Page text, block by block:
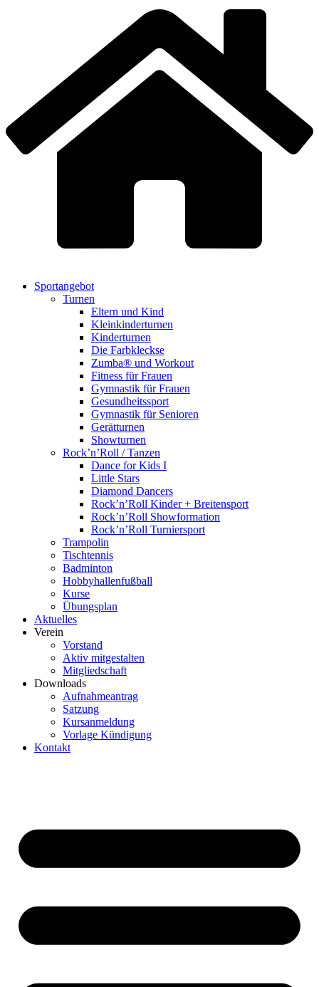
Sportangebot
Turnen
Eltern und Kind
Kleinkinderturnen
Kinderturnen
Die Farbkleckse
Zumba® und Workout
Fitness für Frauen
Gymnastik für Frauen
Gesundheitssport
Gymnastik für Senioren
Gerätturnen
Showturnen
Rock’n’Roll / Tanzen
Dance for Kids I
Little Stars
Diamond Dancers
Rock’n’Roll Kinder + Breitensport
Rock’n’Roll Showformation
Rock’n’Roll Turniersport
Trampolin
Tischtennis
Badminton
Hobbyhallenfußball
Kurse
Übungsplan
Aktuelles
Verein
Vorstand
Aktiv mitgestalten
Mitgliedschaft
Downloads
Aufnahmeantrag
Satzung
Kursanmeldung
Vorlage Kündigung
Kontakt